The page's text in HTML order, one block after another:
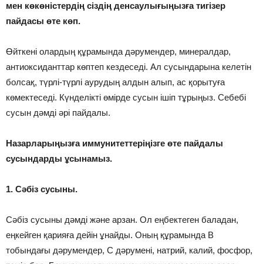
мен көкөністердің сіздің денсаулығыңызға тигізер
пайдасы өте көп.
Өйткені олардың құрамында дәрумендер, минералдар,
антиоксиданттар көптеп кездеседі. Ал сусындарына келетін
болсақ, түрлі-түрлі аурудың алдын алып, ас қорытуға
көмектеседі. Күнделікті өмірде сусын ішіп тұрыңыз. Себебі
сусын дәмді әрі пайдалы.
Назарларыңызға иммунитеттеріңізге өте пайдалы
сусындарды ұсынамыз.
1. Сәбіз сусыны.
Сәбіз сусыны дәмді және арзан. Ол еңбектеген баладан,
еңкейген қарияға дейін ұнайды. Оның құрамында В
тобындағы дәрумендер, С дәрумені, натрий, калий, фосфор,